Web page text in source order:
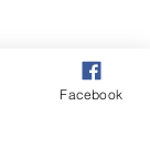
Facebook